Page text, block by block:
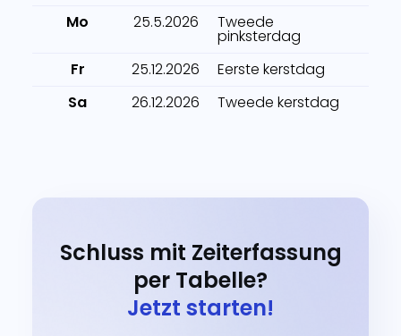
Mo
25.5.2026 Tweede
pinksterdag
Fr
25.12.2026
Eerste kerstdag
Sa
26.12.2026 Tweede kerstdag
Schluss mit Zeiterfassung
per Tabelle?
Jetzt starten!